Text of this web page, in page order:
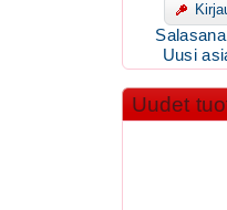
Uusi
Uudet